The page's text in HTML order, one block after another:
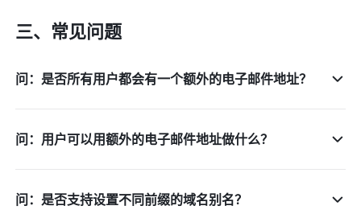
三、常见问题
问：是否所有用户都会有一个额外的电子邮件地址？
问：用户可以用额外的电子邮件地址做什么？
问：是否支持设置不同前缀的域名别名？